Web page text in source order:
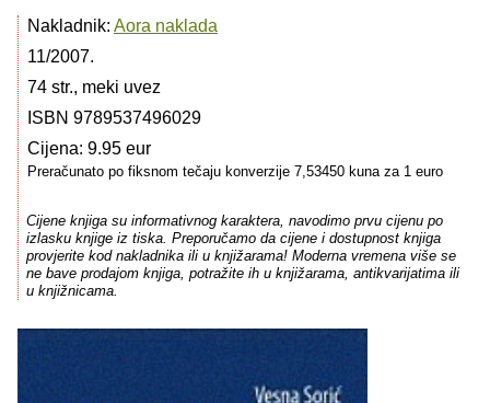
Nakladnik: Aora naklada
11/2007.
74 str., meki uvez
ISBN 9789537496029
Cijena: 9.95 eur
Preračunato po fiksnom tečaju konverzije 7,53450 kuna za 1 euro
Cijene knjiga su informativnog karaktera, navodimo prvu cijenu po
izlasku knjige iz tiska. Preporučamo da cijene i dostupnost knjiga
provjerite kod nakladnika ili u knjižarama! Moderna vremena više se
ne bave prodajom knjiga, potražite ih u knjižarama, antikvarijatima ili
u knjižnicama.